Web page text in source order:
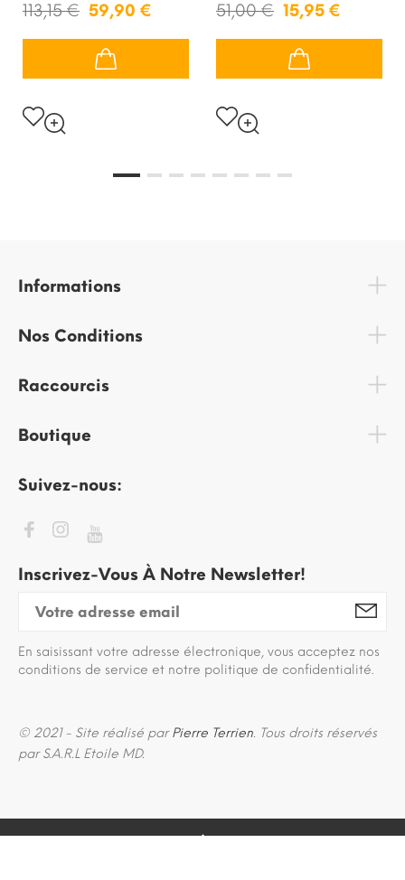
113,15 € 59,90 € 51,00 € 15,95 €
Informations
Nos Conditions
Raccourcis
Boutique
Suivez-nous:
Inscrivez-Vous À Notre Newsletter!
En saisissant votre adresse électronique, vous acceptez nos
conditions de service et notre politique de confidentialité.
© 2021 - Site réalisé parPierre Terrien. Tous droits réservés
par S.A.R.L Etoile MD.